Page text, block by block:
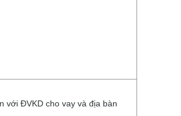
với ĐVKD cho vay và địa bàn